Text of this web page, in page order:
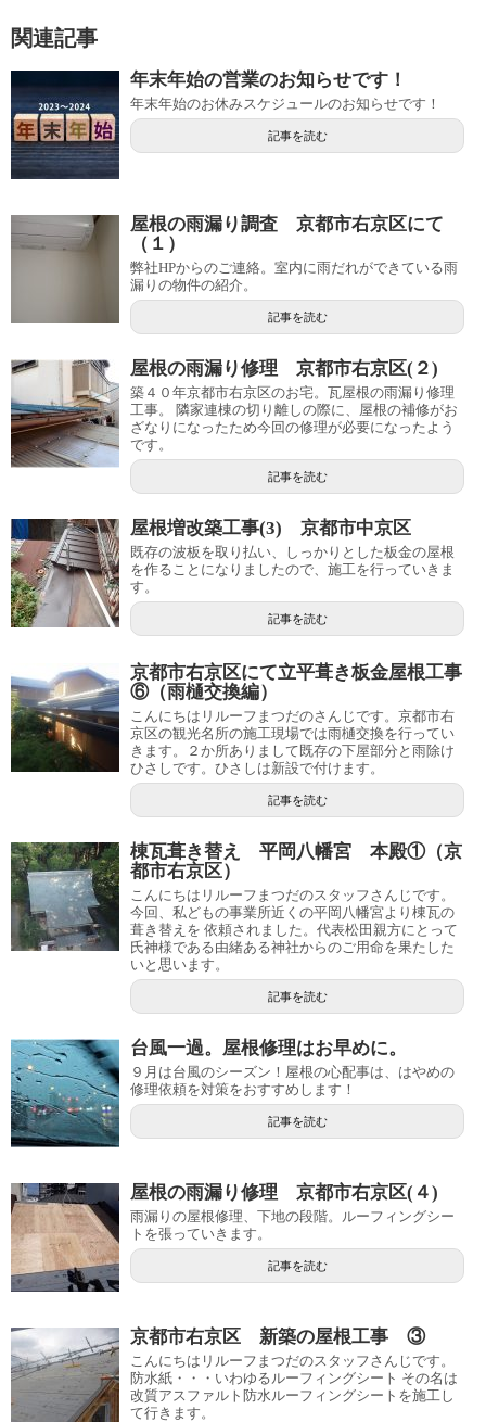
関連記事
年末年始の営業のお知らせです！
年末年始のお休みスケジュールのお知らせです！
記事を読む
屋根の雨漏り調査 京都市右京区にて
（１）
弊社HPからのご連絡。室内に雨だれができている雨
漏りの物件の紹介。
記事を読む
屋根の雨漏り修理 京都市右京区(２)
築４０年京都市右京区のお宅。瓦屋根の雨漏り修理
工事。 隣家連棟の切り離しの際に、屋根の補修がお
ざなりになったため今回の修理が必要になったよう
です。
記事を読む
屋根増改築工事(3) 京都市中京区
既存の波板を取り払い、しっかりとした板金の屋根
を作ることになりましたので、施工を行っていきま
す。
記事を読む
京都市右京区にて立平葺き板金屋根工事
⑥（雨樋交換編）
こんにちはリルーフまつだのさんじです。京都市右
京区の観光名所の施工現場では雨樋交換を行ってい
きます。２か所ありまして既存の下屋部分と雨除け
ひさしです。ひさしは新設で付けます。
記事を読む
棟瓦葺き替え 平岡八幡宮 本殿①（京
都市右京区）
こんにちはリルーフまつだのスタッフさんじです。
今回、私どもの事業所近くの平岡八幡宮より棟瓦の
葺き替えを 依頼されました。代表松田親方にとって
氏神様である由緒ある神社からのご用命を果たした
いと思います。
記事を読む
台風一過。屋根修理はお早めに。
９月は台風のシーズン！屋根の心配事は、はやめの
修理依頼を対策をおすすめします！
記事を読む
屋根の雨漏り修理 京都市右京区(４)
雨漏りの屋根修理、下地の段階。ルーフィングシー
トを張っていきます。
記事を読む
京都市右京区 新築の屋根工事 ③
こんにちはリルーフまつだのスタッフさんじです。
防水紙・・・いわゆるルーフィングシート その名は
改質アスファルト防水ルーフィングシートを施工し
て行きます。